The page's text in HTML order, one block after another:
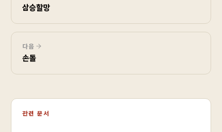
삼승할망
다음
손돌
관련 문서